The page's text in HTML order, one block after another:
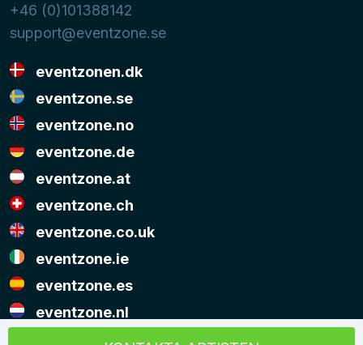
+46 (0)101388142
support@eventzone.se
eventzonen.dk
eventzone.se
eventzone.no
eventzone.de
eventzone.at
eventzone.ch
eventzone.co.uk
eventzone.ie
eventzone.es
eventzone.nl